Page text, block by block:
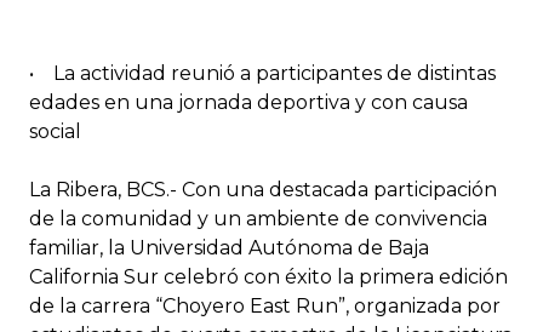
• La actividad reunió a participantes de distintas
edades en una jornada deportiva y con causa
social
La Ribera, BCS.- Con una destacada participación
de la comunidad y un ambiente de convivencia
familiar, la Universidad Autónoma de Baja
California Sur celebró con éxito la primera edición
de la carrera “Choyero East Run”, organizada por